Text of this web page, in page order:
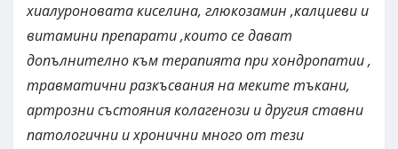
хиалуроновата киселина, глюкозамин ,калциеви и
витамини препарати ,които се дават
допълнително към терапията при хондропатии ,
травматични разкъсвания на меките тъкани,
артрозни състояния колагенози и другия ставни
патологични и хронични много от тези